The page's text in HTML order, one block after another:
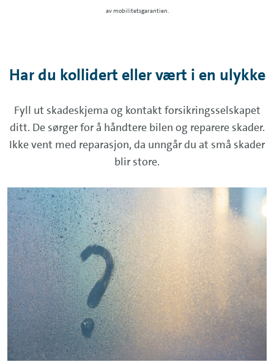
av mobilitetsgarantien.
Har du kollidert eller vært i en ulykke
Fyll ut skadeskjema og kontakt forsikringsselskapet
ditt. De sørger for å håndtere bilen og reparere skader.
Ikke vent med reparasjon, da unngår du at små skader
blir store.